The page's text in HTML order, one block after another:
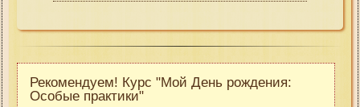
Рекомендуем! Курс "Мой День рождения:
Особые практики"